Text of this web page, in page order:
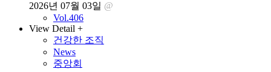
2026년 07월 03일 @
Vol.406
View Detail +
건강한 조직
News
중앙회